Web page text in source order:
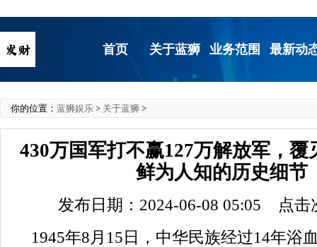
首页 关于蓝狮 业务范围 最新动
你的位置： 蓝狮娱乐 > 关于蓝狮 >
430万国军打不赢127万解放军，覆
鲜为人知的历史细节
发布日期：2024-06-08 05:05 点击
1945年8月15日，中华民族经过14年浴